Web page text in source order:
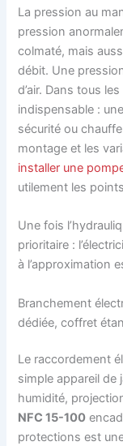
La pression au
pression
colmaté, mais
débit. Une
d’air. Dans tous
indispensable :
sécurité ou
montage et les
installer une
utilement les
Une fois
prioritaire :
à l’approximation
Branchement
dédiée, coffret
Le raccordement
simple appareil de
humidité,
NFC 15-100
protections est